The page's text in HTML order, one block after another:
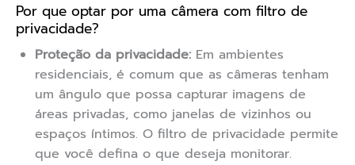
Por que optar por uma câmera com filtro de
privacidade?
Proteção da privacidade: Em ambientes
residenciais, é comum que as câmeras tenham
um ângulo que possa capturar imagens de
áreas privadas, como janelas de vizinhos ou
espaços íntimos. O filtro de privacidade permite
que você defina o que deseja monitorar.